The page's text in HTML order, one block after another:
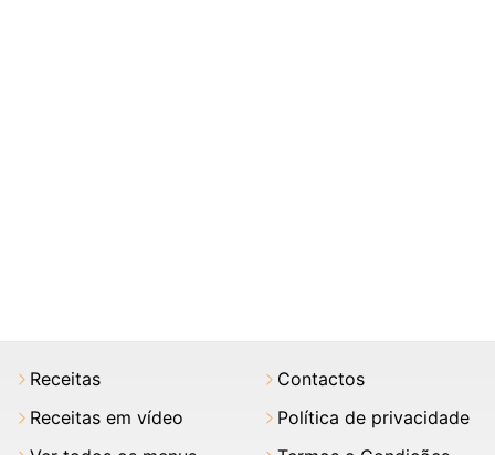
Receitas
Receitas em vídeo
Contactos
Política de privacidade